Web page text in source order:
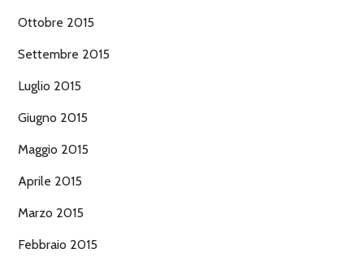
Ottobre 2015
Settembre 2015
Luglio 2015
Giugno 2015
Maggio 2015
Aprile 2015
Marzo 2015
Febbraio 2015